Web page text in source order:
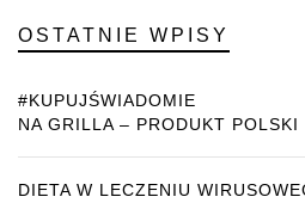
OSTATNIE WPISY
#KUPUJŚWIADOMIE
NA GRILLA – PRODUKT POLSKI
DIETA W LECZENIU